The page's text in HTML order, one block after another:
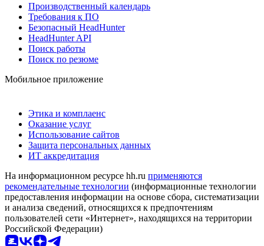
Производственный календарь
Требования к ПО
Безопасный HeadHunter
HeadHunter API
Поиск работы
Поиск по резюме
Мобильное приложение
Этика и комплаенс
Оказание услуг
Использование сайтов
Защита персональных данных
ИТ аккредитация
На информационном ресурсе hh.ru применяются
рекомендательные технологии (информационные технологии
предоставления информации на основе сбора, систематизации
и анализа сведений, относящихся к предпочтениям
пользователей сети «Интернет», находящихся на территории
Российской Федерации)